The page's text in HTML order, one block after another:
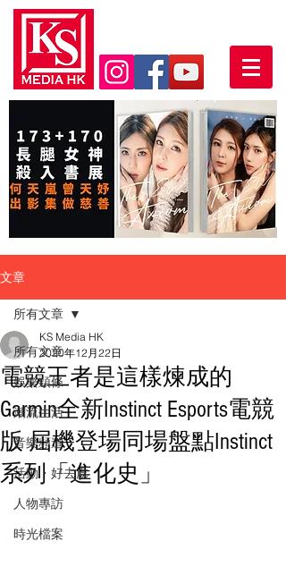
文章
所有文章
娛樂頭條
潮流生活
音樂頻道
活動・好去處
人物專訪
時光檔案
所有文章
電競王者是這樣煉成的
Garmin全新Instinct Esports電競
版 屈機登場同場盤點Instinct
系列「進化史」
KS Media HK
2020年12月22日